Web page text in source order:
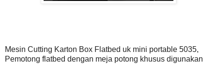
Mesin Cutting Karton Box Flatbed uk mini portable 5035,
Pemotong flatbed dengan meja potong khusus digunakan